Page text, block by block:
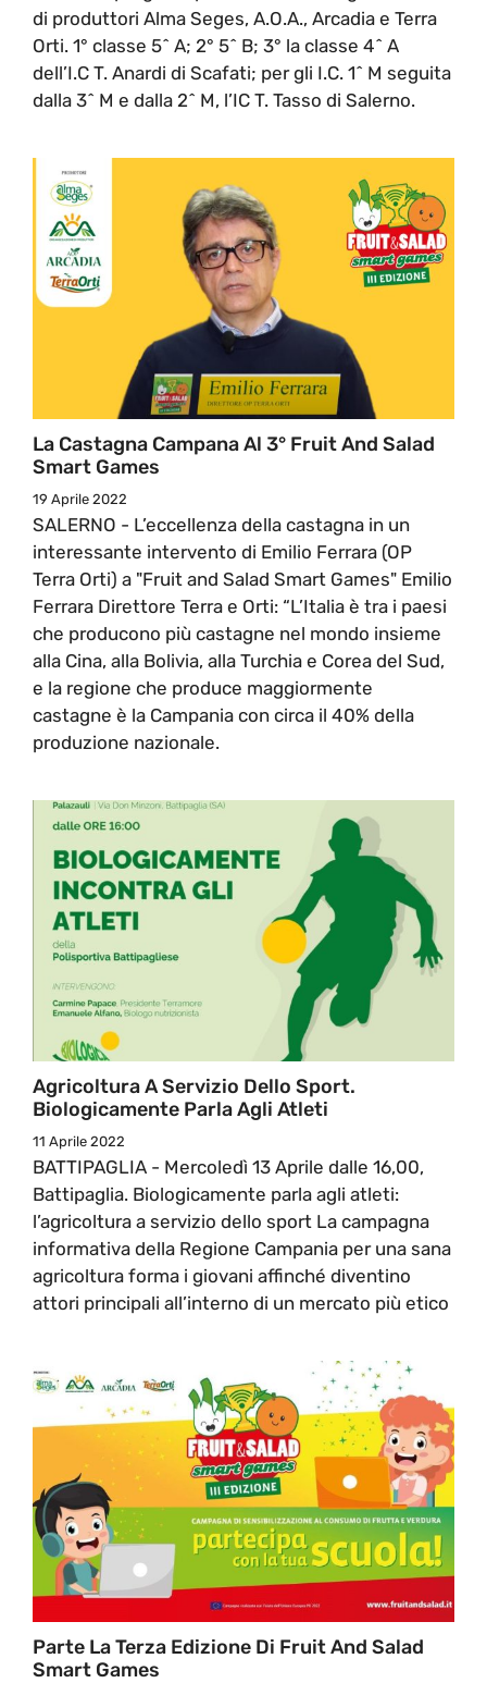
di produttori Alma Seges, A.O.A., Arcadia e Terra
Orti. 1° classe 5^ A; 2° 5^ B; 3° la classe 4^ A
dell’I.C T. Anardi di Scafati; per gli I.C. 1^ M seguita
dalla 3^ M e dalla 2^ M, l’IC T. Tasso di Salerno.
La Castagna Campana Al 3° Fruit And Salad
Smart Games
19 Aprile 2022
SALERNO - L’eccellenza della castagna in un
interessante intervento di Emilio Ferrara (OP
Terra Orti) a "Fruit and Salad Smart Games" Emilio
Ferrara Direttore Terra e Orti: “L’Italia è tra i paesi
che producono più castagne nel mondo insieme
alla Cina, alla Bolivia, alla Turchia e Corea del Sud,
e la regione che produce maggiormente
castagne è la Campania con circa il 40% della
produzione nazionale.
Agricoltura A Servizio Dello Sport.
Biologicamente Parla Agli Atleti
11 Aprile 2022
BATTIPAGLIA - Mercoledì 13 Aprile dalle 16,00,
Battipaglia. Biologicamente parla agli atleti:
l’agricoltura a servizio dello sport La campagna
informativa della Regione Campania per una sana
agricoltura forma i giovani affinché diventino
attori principali all’interno di un mercato più etico
Parte La Terza Edizione Di Fruit And Salad
Smart Games